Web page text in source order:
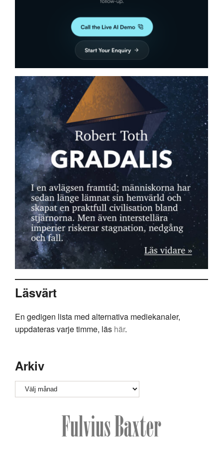
Läsvärt
En gedigen lista med alternativa mediekanaler,
uppdateras varje timme, läs här.
Arkiv
Arkiv